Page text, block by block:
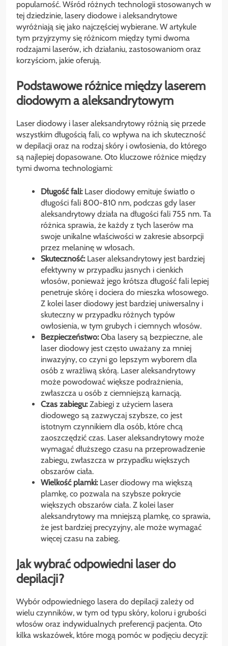
popularność. Wśród różnych technologii stosowanych w
tej dziedzinie, lasery diodowe i aleksandrytowe
wyróżniają się jako najczęściej wybierane. W artykule
tym przyjrzymy się różnicom między tymi dwoma
rodzajami laserów, ich działaniu, zastosowaniom oraz
korzyściom, jakie oferują.
Podstawowe różnice między laserem
diodowym a aleksandrytowym
Laser diodowy i laser aleksandrytowy różnią się przede
wszystkim długością fali, co wpływa na ich skuteczność
w depilacji oraz na rodzaj skóry i owłosienia, do którego
są najlepiej dopasowane. Oto kluczowe różnice między
tymi dwoma technologiami:
Długość fali:Laser diodowy emituje światło o
długości fali 800-810 nm, podczas gdy laser
aleksandrytowy działa na długości fali 755 nm. Ta
różnica sprawia, że każdy z tych laserów ma
swoje unikalne właściwości w zakresie absorpcji
przez melaninę w włosach.
Skuteczność:Laser aleksandrytowy jest bardziej
efektywny w przypadku jasnych i cienkich
włosów, ponieważ jego krótsza długość fali lepiej
penetruje skórę i dociera do mieszka włosowego.
Z kolei laser diodowy jest bardziej uniwersalny i
skuteczny w przypadku różnych typów
owłosienia, w tym grubych i ciemnych włosów.
Bezpieczeństwo:Oba lasery są bezpieczne, ale
laser diodowy jest często uważany za mniej
inwazyjny, co czyni go lepszym wyborem dla
osób z wrażliwą skórą. Laser aleksandrytowy
może powodować większe podrażnienia,
zwłaszcza u osób z ciemniejszą karnacją.
Czas zabiegu:Zabiegi z użyciem lasera
diodowego są zazwyczaj szybsze, co jest
istotnym czynnikiem dla osób, które chcą
zaoszczędzić czas. Laser aleksandrytowy może
wymagać dłuższego czasu na przeprowadzenie
zabiegu, zwłaszcza w przypadku większych
obszarów ciała.
Wielkość plamki:Laser diodowy ma większą
plamkę, co pozwala na szybsze pokrycie
większych obszarów ciała. Z kolei laser
aleksandrytowy ma mniejszą plamkę, co sprawia,
że jest bardziej precyzyjny, ale może wymagać
więcej czasu na zabieg.
Jak wybrać odpowiedni laser do
depilacji?
Wybór odpowiedniego lasera do depilacji zależy od
wielu czynników, w tym od typu skóry, koloru i grubości
włosów oraz indywidualnych preferencji pacjenta. Oto
kilka wskazówek, które mogą pomóc w podjęciu decyzji: